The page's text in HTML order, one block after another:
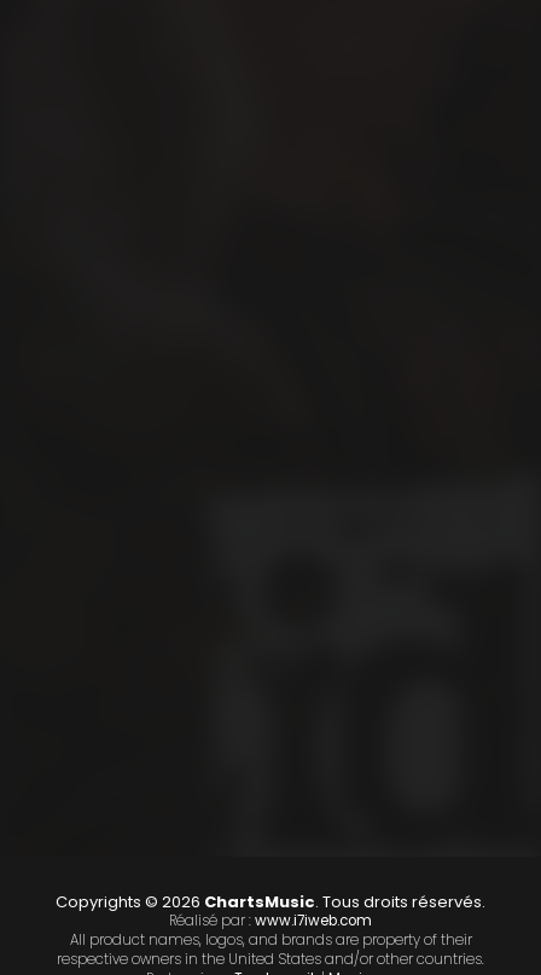
Copyrights © 2026 ChartsMusic. Tous droits réservés.
Réalisé par :www.i7iweb.com
All product names, logos, and brands are property of their
respective owners in the United States and/or other countries.